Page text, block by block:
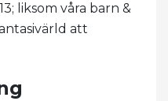
liksom våra barn &
att